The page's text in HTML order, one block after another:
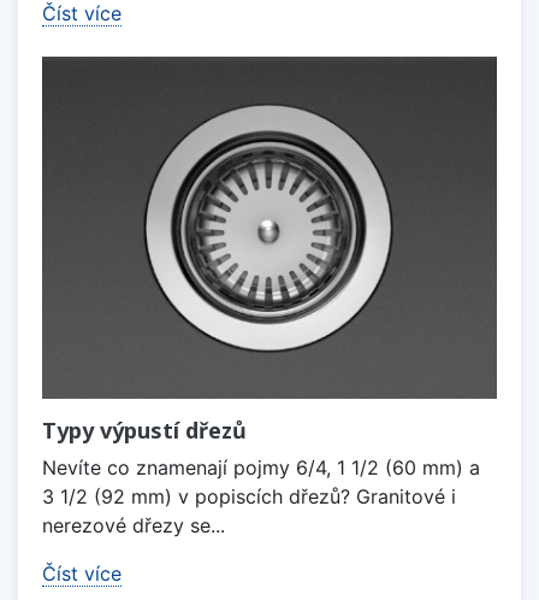
Číst více
Typy výpustí dřezů
Nevíte co znamenají pojmy 6/4, 1 1/2 (60 mm) a
3 1/2 (92 mm) v popiscích dřezů? Granitové i
nerezové dřezy se...
Číst více